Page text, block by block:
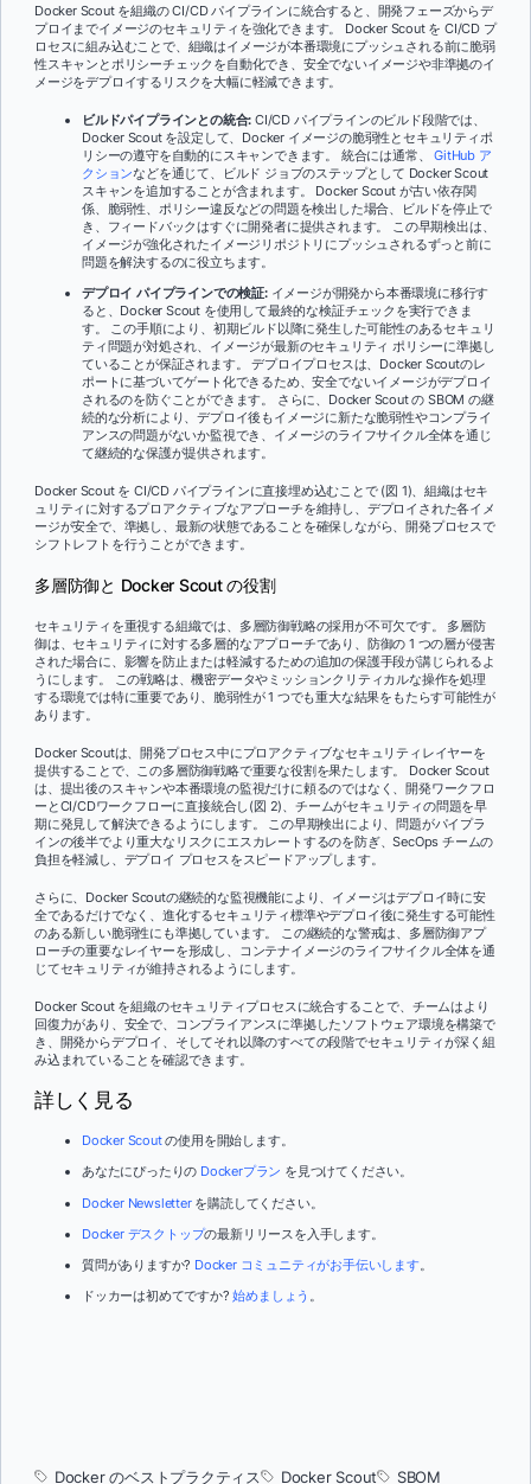
Docker Scout を組織の CI/CD パイプラインに統合すると、開発フェーズからデ
プロイまでイメージのセキュリティを強化できます。 Docker Scout を CI/CD プ
ロセスに組み込むことで、組織はイメージが本番環境にプッシュされる前に脆弱
性スキャンとポリシーチェックを自動化でき、安全でないイメージや非準拠のイ
メージをデプロイするリスクを大幅に軽減できます。
ビルドパイプラインとの統合:CI/CD パイプラインのビルド段階では、
Docker Scout を設定して、Docker イメージの脆弱性とセキュリティポ
リシーの遵守を自動的にスキャンできます。 統合には通常、GitHub ア
クションなどを通じて、ビルド ジョブのステップとして Docker Scout
スキャンを追加することが含まれます。 Docker Scout が古い依存関
係、脆弱性、ポリシー違反などの問題を検出した場合、ビルドを停止で
き、フィードバックはすぐに開発者に提供されます。 この早期検出は、
イメージが強化されたイメージリポジトリにプッシュされるずっと前に
問題を解決するのに役立ちます。
デプロイ パイプラインでの検証: イメージが開発から本番環境に移行す
ると、Docker Scout を使用して最終的な検証チェックを実行できま
す。 この手順により、初期ビルド以降に発生した可能性のあるセキュリ
ティ問題が対処され、イメージが最新のセキュリティ ポリシーに準拠し
ていることが保証されます。 デプロイプロセスは、Docker Scoutのレ
ポートに基づいてゲート化できるため、安全でないイメージがデプロイ
されるのを防ぐことができます。 さらに、Docker Scout の SBOM の継
続的な分析により、デプロイ後もイメージに新たな脆弱性やコンプライ
アンスの問題がないか監視でき、イメージのライフサイクル全体を通じ
て継続的な保護が提供されます。
Docker Scout を CI/CD パイプラインに直接埋め込むことで (図 1)、組織はセキ
ュリティに対するプロアクティブなアプローチを維持し、デプロイされた各イメ
ージが安全で、準拠し、最新の状態であることを確保しながら、開発プロセスで
シフトレフトを行うことができます。
多層防御と Docker Scout の役割
セキュリティを重視する組織では、多層防御戦略の採用が不可欠です。 多層防
御は、セキュリティに対する多層的なアプローチであり、防御の 1 つの層が侵害
された場合に、影響を防止または軽減するための追加の保護手段が講じられるよ
うにします。 この戦略は、機密データやミッションクリティカルな操作を処理
する環境では特に重要であり、脆弱性が 1 つでも重大な結果をもたらす可能性が
あります。
Docker Scoutは、開発プロセス中にプロアクティブなセキュリティレイヤーを
提供することで、この多層防御戦略で重要な役割を果たします。 Docker Scout
は、提出後のスキャンや本番環境の監視だけに頼るのではなく、開発ワークフロ
ーとCI/CDワークフローに直接統合し(図 2)、チームがセキュリティの問題を早
期に発見して解決できるようにします。 この早期検出により、問題がパイプラ
インの後半でより重大なリスクにエスカレートするのを防ぎ、SecOps チームの
負担を軽減し、デプロイ プロセスをスピードアップします。
さらに、Docker Scoutの継続的な監視機能により、イメージはデプロイ時に安
全であるだけでなく、進化するセキュリティ標準やデプロイ後に発生する可能性
のある新しい脆弱性にも準拠しています。 この継続的な警戒は、多層防御アプ
ローチの重要なレイヤーを形成し、コンテナイメージのライフサイクル全体を通
じてセキュリティが維持されるようにします。
Docker Scout を組織のセキュリティプロセスに統合することで、チームはより
回復力があり、安全で、コンプライアンスに準拠したソフトウェア環境を構築で
き、開発からデプロイ、そしてそれ以降のすべての段階でセキュリティが深く組
み込まれていることを確認できます。
詳しく見る
Docker Scoutの使用を開始します。
あなたにぴったりの Dockerプラン を見つけてください。
Docker Newsletterを購読してください。
Docker デスクトップの最新リリースを入手します。
質問がありますか? Docker コミュニティがお手伝いします。
ドッカーは初めてですか?始めましょう 。
Docker のベストプラクティス Docker Scout SBOM